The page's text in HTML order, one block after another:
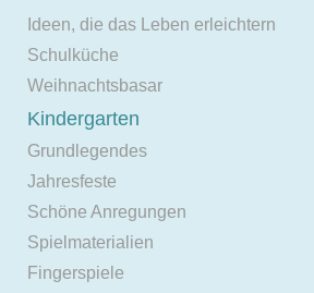
Ideen, die das Leben erleichtern
Schulküche
Weihnachtsbasar
Kindergarten
Grundlegendes
Jahresfeste
Schöne Anregungen
Spielmaterialien
Fingerspiele